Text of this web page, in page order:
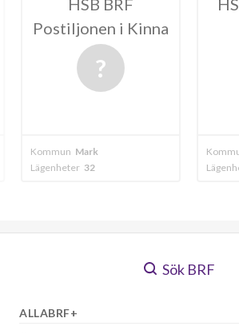
i Kinna
HSB BRF Lövås i
Kinna
Sök BRF
ALLABRF+